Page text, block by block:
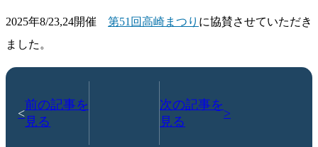
2025年8/23,24開催 第51回高崎まつり に協賛させていただき
ました。
前の記事を
見る
次の記事を
見る